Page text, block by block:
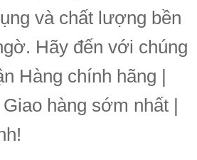
và chất lượng bền
Hãy đến với chúng
Hàng chính hãng |
hàng sớm nhất |